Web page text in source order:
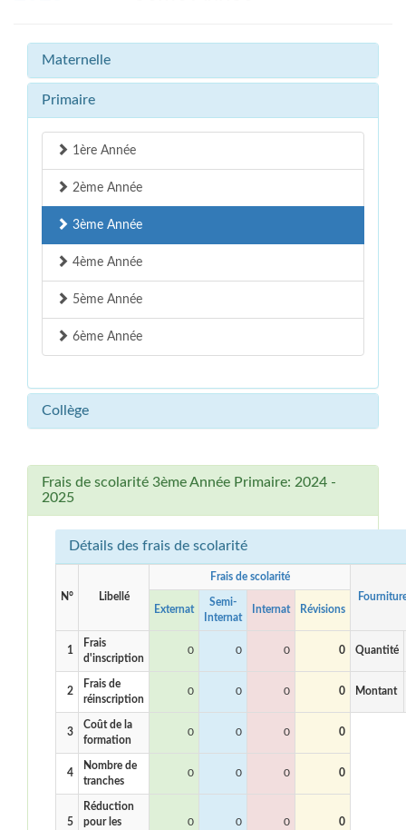
Maternelle
Primaire
1ère Année
2ème Année
3ème Année
4ème Année
5ème Année
6ème Année
Collège
Frais de scolarité 3ème Année Primaire: 2024 -
2025
Détails des frais de scolarité
N° Libellé
Frais de scolarité
Externat
Semi-
Internat
Internat Révisions
1
Frais
d'inscription
0 0 0 0 Quantité
2
Frais de
réinscription
0 0 0 0 Montant
3
Coût de la
formation
0 0 0 0
4
Nombre de
tranches
0 0 0 0
5
Réduction
pour les
0 0 0 0